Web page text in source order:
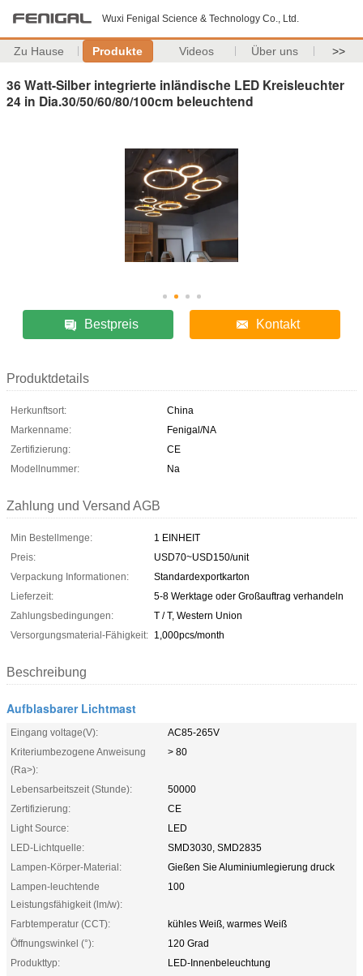
Wuxi Fenigal Science & Technology Co., Ltd.
Zu Hause Produkte Videos Über uns >>
36 Watt-Silber integrierte inländische LED Kreisleuchter
24 in Dia.30/50/60/80/100cm beleuchtend
Bestpreis Kontakt
Produktdetails
Herkunftsort:
China
Markenname:
Fenigal/NA
Zertifizierung:
CE
Modellnummer:
Na
Zahlung und Versand AGB
Min Bestellmenge:
1 EINHEIT
Preis:
USD70~USD150/unit
Verpackung Informationen:
Standardexportkarton
Lieferzeit:
5-8 Werktage oder Großauftrag verhandeln
Zahlungsbedingungen:
T / T, Western Union
Versorgungsmaterial-Fähigkeit: 1,000pcs/month
Beschreibung
Aufblasbarer Lichtmast
Eingang voltage(V):
AC85-265V
Kriteriumbezogene Anweisung
(Ra>):
> 80
Lebensarbeitszeit (Stunde):
50000
Zertifizierung:
CE
Light Source:
LED
LED-Lichtquelle:
SMD3030, SMD2835
Lampen-Körper-Material:
Gießen Sie Aluminiumlegierung druck
Lampen-leuchtende
Leistungsfähigkeit (lm/w):
100
Farbtemperatur (CCT):
kühles Weiß, warmes Weiß
Öffnungswinkel (°):
120 Grad
Produkttyp:
LED-Innenbeleuchtung